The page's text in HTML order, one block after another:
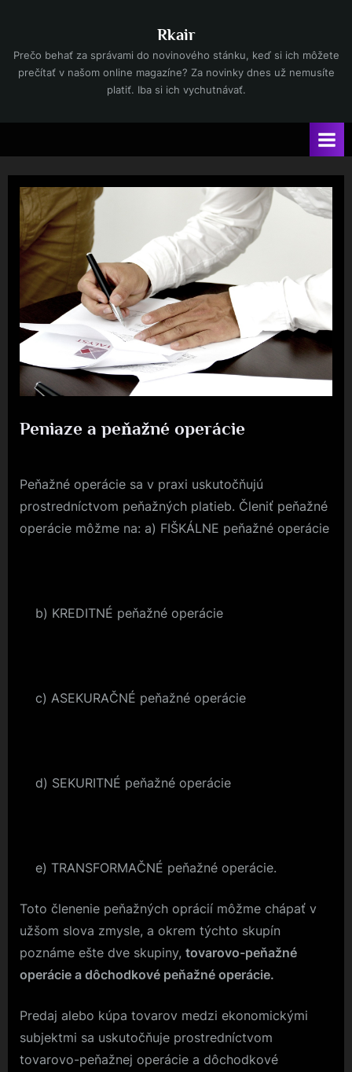
content
Rkair
Prečo behať za správami do novinového stánku, keď si ich môžete
prečítať v našom online magazíne? Za novinky dnes už nemusíte
platiť. Iba si ich vychutnávať.
Peniaze a peňažné operácie
on
Peňažné operácie sa v praxi uskutočňujú
prostredníctvom peňažných platieb. Členiť peňažné
operácie môžme na: a) FIŠKÁLNE peňažné operácie
b) KREDITNÉ peňažné operácie
c) ASEKURAČNÉ peňažné operácie
d) SEKURITNÉ peňažné operácie
e) TRANSFORMAČNÉ peňažné operácie.
Toto členenie peňažných oprácií môžme chápať v
užšom slova zmysle, a okrem týchto skupín
poznáme ešte dve skupiny, tovarovo-peňažné
operácie a dôchodkové peňažné operácie.
Predaj alebo kúpa tovarov medzi ekonomickými
subjektmi sa uskutočňuje prostredníctvom
tovarovo-peňažnej operácie a dôchodkové